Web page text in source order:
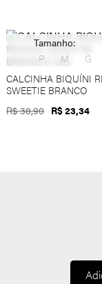
Tamanho:
G
M
P
CALCINHA BIQUÍNI
SWEETIE BRANCO
R$ 38,90 R$ 23,34